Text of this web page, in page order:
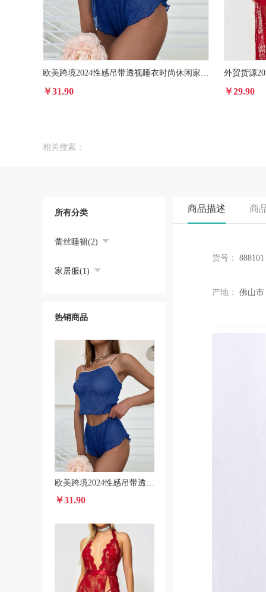
欧美跨境2024性感吊带透视睡衣时尚休闲家居服短裤套装
￥31.90 ￥29.90
相关搜索：
所有分类
蕾丝睡裙(2)
家居服(1)
热销商品
欧美跨境2024性感吊带透视睡衣时尚休闲家居服短裤套装
￥31.90
商品描述 商
货号： 888101
产地： 佛山市